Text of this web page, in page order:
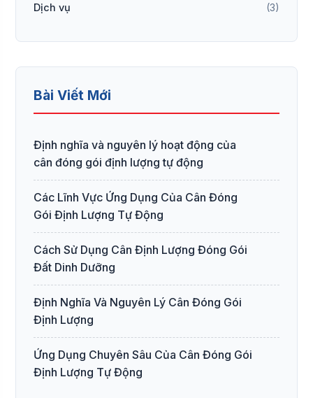
Dịch vụ (3)
Bài Viết Mới
Định nghĩa và nguyên lý hoạt động của
cân đóng gói định lượng tự động
Các Lĩnh Vực Ứng Dụng Của Cân Đóng
Gói Định Lượng Tự Động
Cách Sử Dụng Cân Định Lượng Đóng Gói
Đất Dinh Dưỡng
Định Nghĩa Và Nguyên Lý Cân Đóng Gói
Định Lượng
Ứng Dụng Chuyên Sâu Của Cân Đóng Gói
Định Lượng Tự Động